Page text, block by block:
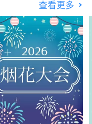
Ramen》的制作人和
Collection》的作者
查看更多